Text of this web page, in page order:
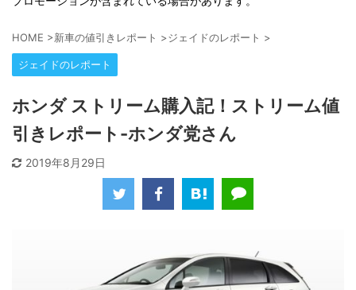
HOME >新車の値引きレポート >ジェイドのレポート >
ジェイドのレポート
ホンダ ストリーム購入記！ストリーム値
引きレポート-ホンダ党さん
2019年8月29日